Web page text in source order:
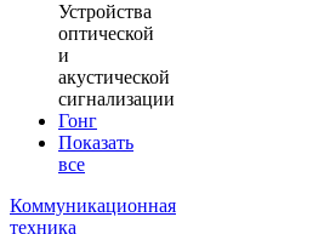
Устройства
оптической
и
акустической
сигнализации
Гонг
Показать
все
Коммуникационная
техника